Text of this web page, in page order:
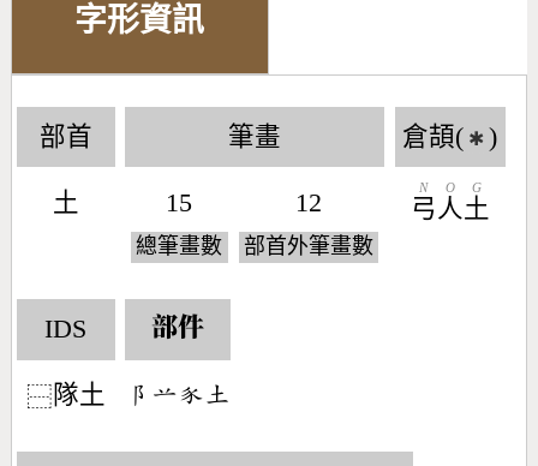
字形資訊
部首
土
筆畫
15
總筆畫數
12
部首外筆畫數
倉頡( ✱ )
弓
N
人
O
土
G
IDS
⿱ 隊土
部件
󶂥󶂋󶆏󶁢